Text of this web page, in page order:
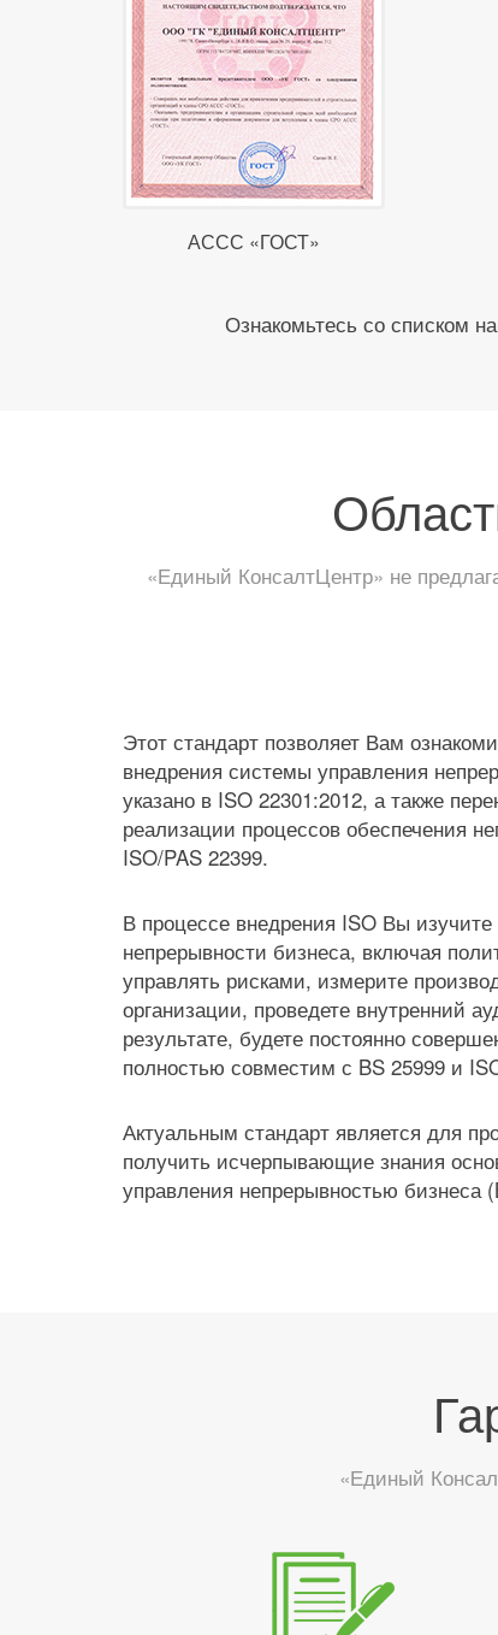
АССС «ГОСТ»
Ознакомьтесь со списком
«Единый КонсалтЦентр» не
Этот стандарт позволяет Вам
внедрения системы управления
указано в ISO 22301:2012, а также
реализации процессов обеспечения
ISO/PAS 22399.
В процессе внедрения ISO Вы
непрерывности бизнеса, включая
управлять рисками, измерите
организации, проведете внутренний
результате, будете постоянно
полностью совместим с BS 25999 и
Актуальным стандарт является для
получить исчерпывающие знания
управления непрерывностью бизнеса
«Единый